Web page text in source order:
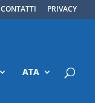
CONTATTI PRIVACY
ATA